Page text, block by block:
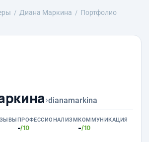
Диана Маркина
Портфолио
›dianamarkina
ПРОФЕССИОНАЛИЗМ
-/10
КОММУНИКАЦИЯ
-/10